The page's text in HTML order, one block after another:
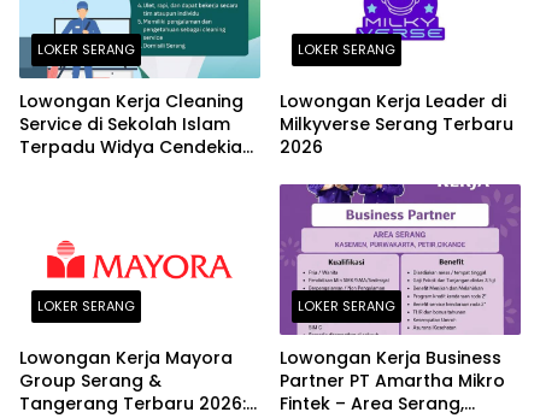
LOKER SERANG
Lowongan Kerja Cleaning
Service di Sekolah Islam
Terpadu Widya Cendekia
LOKER SERANG
Lowongan Kerja Leader di
Milkyverse Serang Terbaru
2026
LOKER SERANG
Lowongan Kerja Mayora
Group Serang &
Tangerang Terbaru 2026:
LOKER SERANG
Lowongan Kerja Business
Partner PT Amartha Mikro
Fintek – Area Serang,